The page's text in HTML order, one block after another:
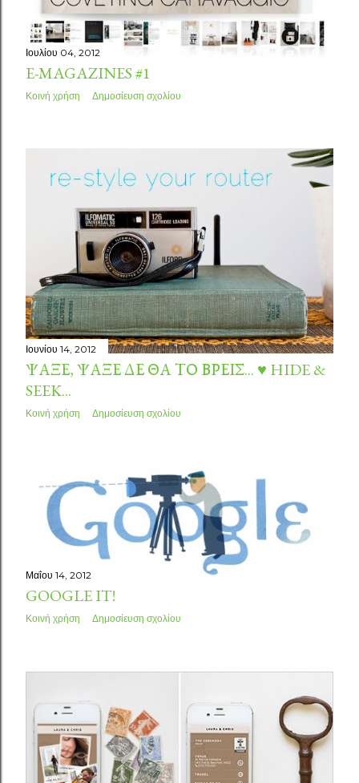
Ιουλίου 04, 2012
E-MAGAZINES #1
Κοινή χρήση Δημοσίευση σχολίου
Ιουνίου 14, 2012
ΨΆΞΕ, ΨΆΞΕ ΔΕ ΘΑ ΤΟ ΒΡΕΙΣ... ♥ HIDE &
SEEK...
Κοινή χρήση Δημοσίευση σχολίου
Μαΐου 14, 2012
GOOGLE IT!
Κοινή χρήση Δημοσίευση σχολίου